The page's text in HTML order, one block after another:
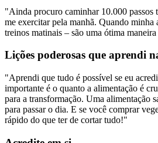
"Ainda procuro caminhar 10.000 passos
me exercitar pela manhã. Quando minha
treinos matinais – são uma ótima
Lições poderosas que aprendi
"Aprendi que tudo é possível se eu
importante é o quanto a alimentação é
para a transformação. Uma alimentação
para passar o dia. E se você comprar
rápido do que ter de cortar tudo!"